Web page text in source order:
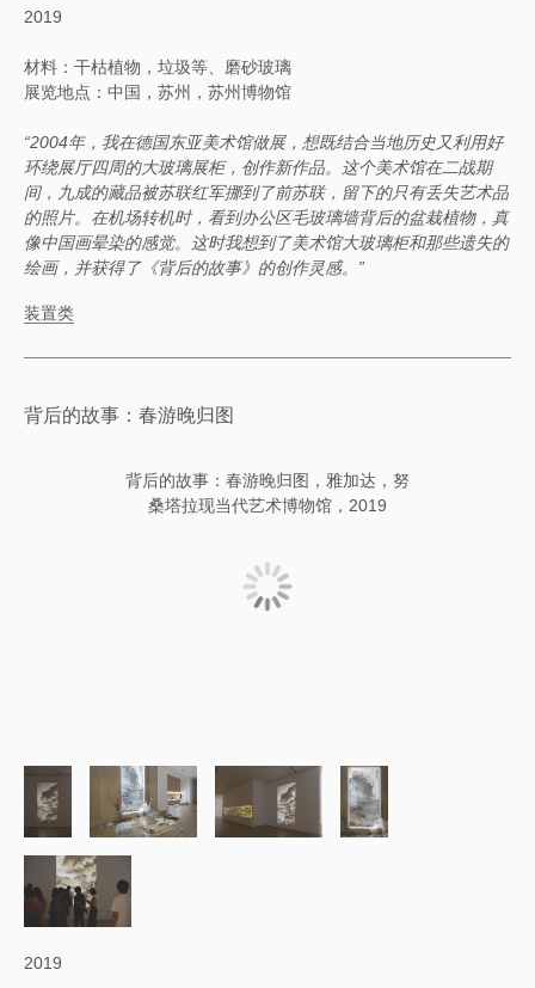
2019
材料：干枯植物，垃圾等、磨砂玻璃
展览地点：中国，苏州，苏州博物馆
“2004年，我在德国东亚美术馆做展，想既结合当地历史又利用好
环绕展厅四周的大玻璃展柜，创作新作品。这个美术馆在二战期
间，九成的藏品被苏联红军挪到了前苏联，留下的只有丢失艺术品
的照片。在机场转机时，看到办公区毛玻璃墙背后的盆栽植物，真
像中国画晕染的感觉。这时我想到了美术馆大玻璃柜和那些遗失的
绘画，并获得了《背后的故事》的创作灵感。”
装置类
背后的故事：春游晚归图
背后的故事：春游晚归图，雅加达，努
桑塔拉现当代艺术博物馆，2019
2019